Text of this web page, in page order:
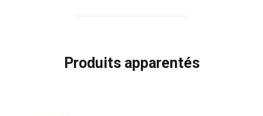
Produits apparentés